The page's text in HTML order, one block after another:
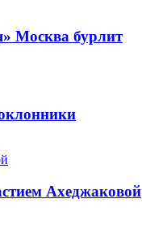
Москва бурлит
Ахеджаковой